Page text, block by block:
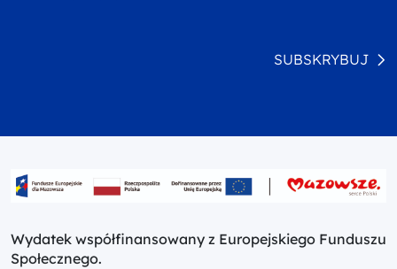
SUBSKRYBUJ
Wydatek współfinansowany z Europejskiego Funduszu
Społecznego.